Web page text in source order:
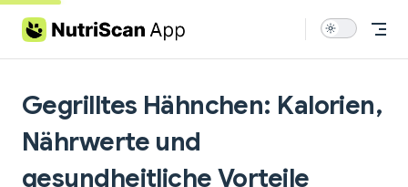
Skip to content
Gegrilltes Hähnchen: Kalorien,
Nährwerte und
gesundheitliche Vorteile